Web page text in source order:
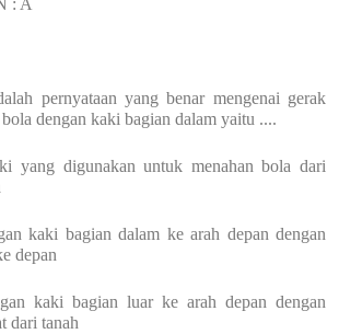
pernyataan yang benar mengenai gerak
dengan kaki bagian dalam yaitu ....
yang digunakan untuk menahan bola dari
kaki bagian dalam ke arah depan dengan
depan
kaki bagian luar ke arah depan dengan
dari tanah